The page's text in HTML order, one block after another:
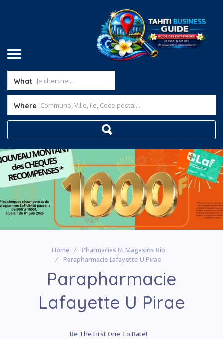
What
Where
Home
Pharmacies Et Magasins Bio
Parapharmacie Lafayette U Pirae
Parapharmacie
Lafayette U Pirae
Be The First One To Rate!